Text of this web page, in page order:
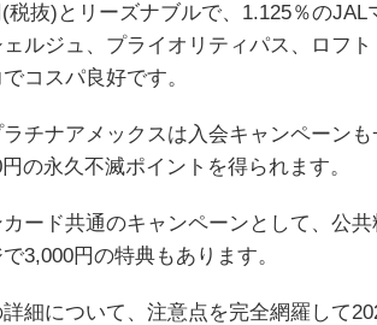
税抜)とリーズナブルで、1.125％のJAL
ェルジュ、プライオリティパス、ロフ
コスパ良好です。
チナアメックスは入会キャンペーン
の永久不滅ポイントを得られます。
ード共通のキャンペーンとして、公
3,000円の特典もあります。
細について、注意点を完全網羅して